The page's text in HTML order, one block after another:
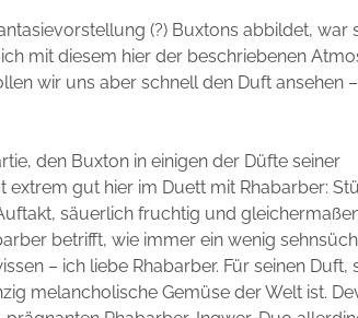
(?) Buxtons abbildet, war
mit diesem hier der beschriebenen
wir uns aber schnell den Duft ansehen
den Buxton in einigen der Düfte seiner
extrem gut hier im Duett mit Rhabarber:
säuerlich fruchtig und
betrifft, wie immer ein wenig
– ich liebe Rhabarber. Für seinen Duft,
melancholische Gemüse der Welt ist.